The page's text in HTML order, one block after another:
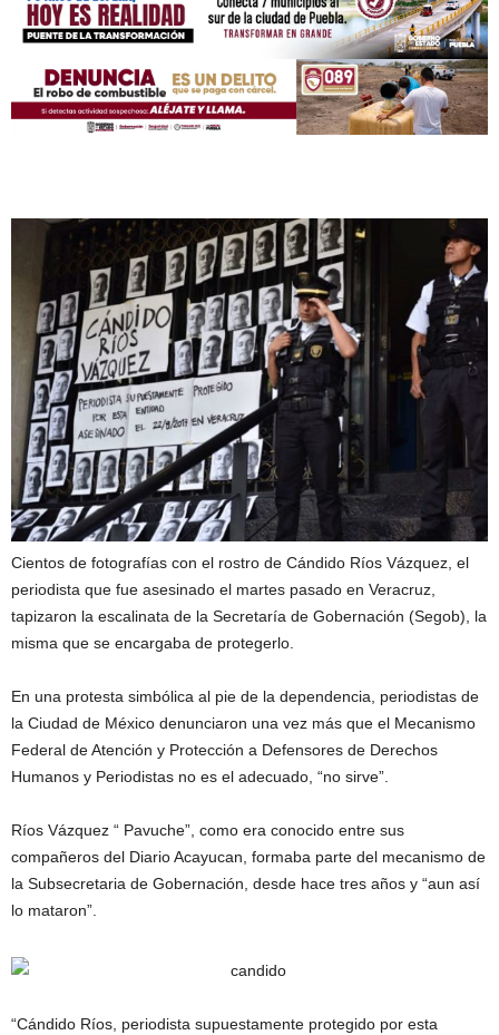
Cientos de fotografías con el rostro de Cándido Ríos Vázquez, el
periodista que fue asesinado el martes pasado en Veracruz,
tapizaron la escalinata de la Secretaría de Gobernación (Segob), la
misma que se encargaba de protegerlo.
En una protesta simbólica al pie de la dependencia, periodistas de
la Ciudad de México denunciaron una vez más que el Mecanismo
Federal de Atención y Protección a Defensores de Derechos
Humanos y Periodistas no es el adecuado, “no sirve”.
Ríos Vázquez “ Pavuche”, como era conocido entre sus
compañeros del Diario Acayucan, formaba parte del mecanismo de
la Subsecretaria de Gobernación, desde hace tres años y “aun así
lo mataron”.
“Cándido Ríos, periodista supuestamente protegido por esta